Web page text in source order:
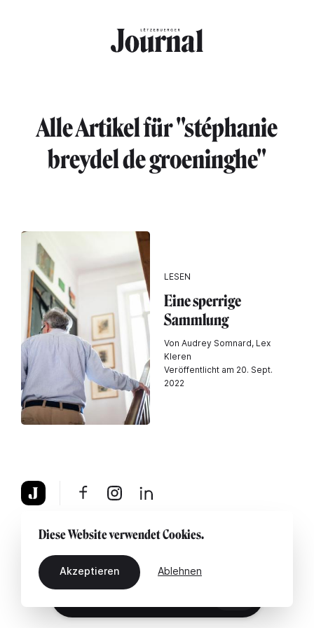
Alle Artikel für "stéphanie
breydel de groeninghe"
LESEN
Eine sperrige
Sammlung
Von Audrey Somnard, Lex
Kleren
Veröffentlicht am 20. Sept.
2022
Über uns Rechtshinweis Kontaktiere uns
Diese Website verwendet Cookies.
Akzeptieren Ablehnen